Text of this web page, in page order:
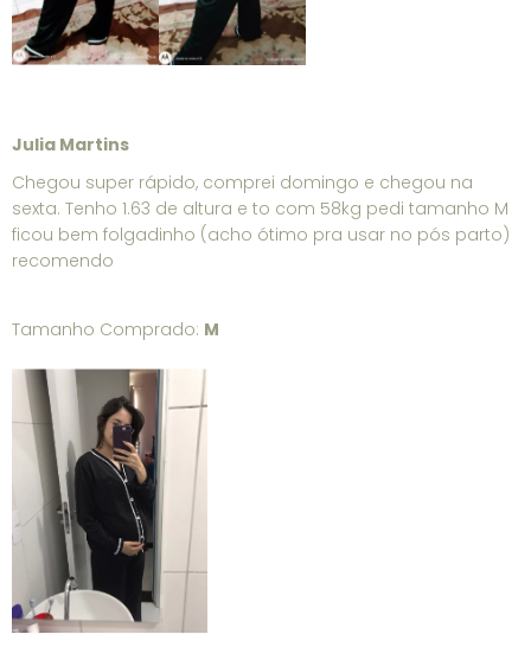
Julia Martins
Chegou super rápido, comprei domingo e chegou na
sexta. Tenho 1.63 de altura e to com 58kg pedi tamanho M
ficou bem folgadinho (acho ótimo pra usar no pós parto)
recomendo
Tamanho Comprado: M